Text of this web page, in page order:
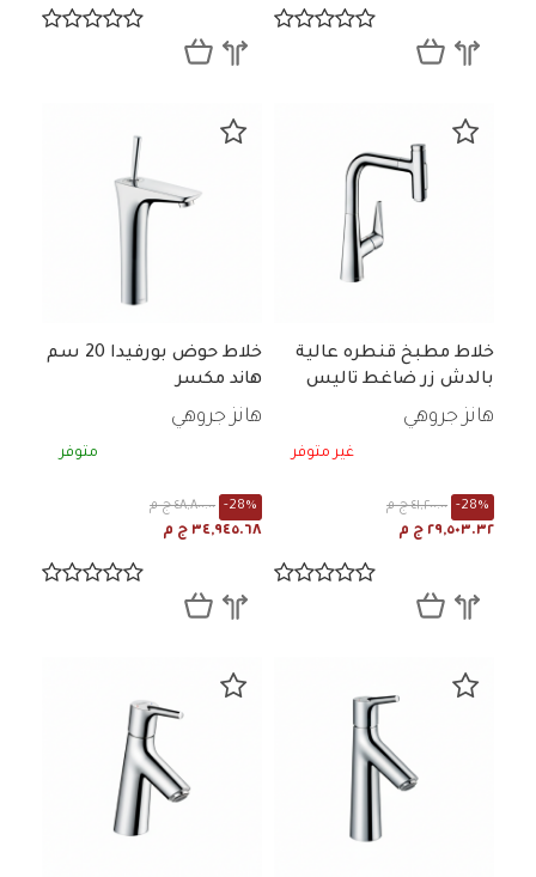
خلاط مطبخ قنطره عالية
بالدش زر ضاغط تاليس
هانز جروهي
غير متوفر
٤١,٢٠٠.٠٠ ج م -28%
٢٩,٥٠٣.٣٢ ج م
خلاط حوض بورفيدا 20 سم
هاند مكسر
هانز جروهي
متوفر
٤٨,٨٠٠.٠٠ ج م -28%
٣٤,٩٤٥.٦٨ ج م